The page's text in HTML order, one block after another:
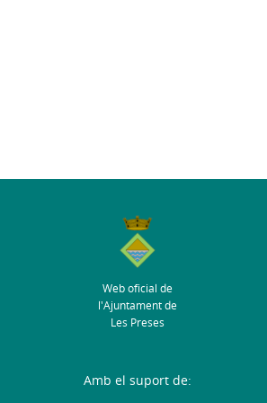
Web oficial de
l'Ajuntament de
Les Preses
Amb el suport de: